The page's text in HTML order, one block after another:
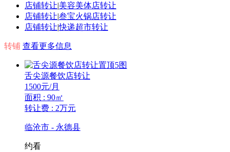
店铺转让|美容美体店转让
店铺转让|叁宝火锅店转让
店铺转让|快递超市转让
转铺 查看更多信息
置顶5图
舌尖源餐饮店转让
1500元/月
面积 : 90㎡
转让费 : 2万元
临沧市 - 永德县
约看